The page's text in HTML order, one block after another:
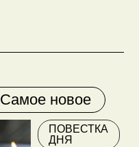
Самое новое
ПОВЕСТКА
ДНЯ